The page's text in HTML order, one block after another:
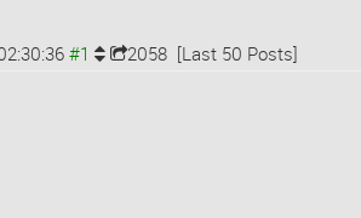
2058 [Last 50 Posts]